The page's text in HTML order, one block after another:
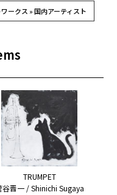
ークス » 国内アーティスト
TRUMPET
谷晋一 / Shinichi Sugaya